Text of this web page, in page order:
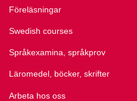
Föreläsningar
Swedish courses
Språkexamina, språkprov
Läromedel, böcker, skrifter
Arbeta hos oss